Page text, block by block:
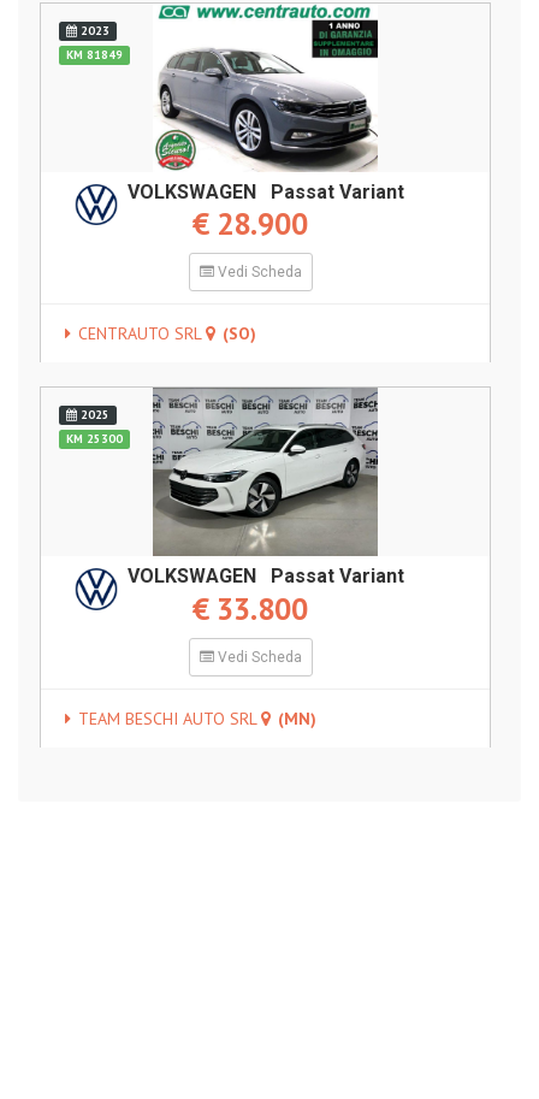
2023
KM 81849
VOLKSWAGEN Passat Variant
€ 28.900
Vedi Scheda
CENTRAUTO SRL (SO)
2025
KM 25300
VOLKSWAGEN Passat Variant
€ 33.800
Vedi Scheda
TEAM BESCHI AUTO SRL (MN)